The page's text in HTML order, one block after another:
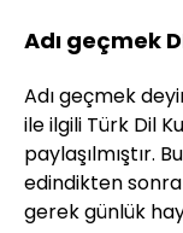
Adı geçmek
Adı geçmek
ile ilgili Türk Dil
paylaşılmıştır.
edindikten
gerek günlük